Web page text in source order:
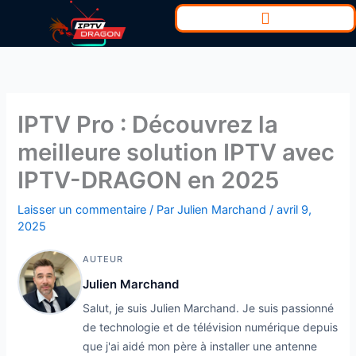
contenu
IPTV Pro : Découvrez la
meilleure solution IPTV avec
IPTV-DRAGON en 2025
Laisser un commentaire / ParJulien Marchand/avril 9,
2025
AUTEUR
Julien Marchand
Salut, je suis Julien Marchand. Je suis passionné
de technologie et de télévision numérique depuis
que j'ai aidé mon père à installer une antenne